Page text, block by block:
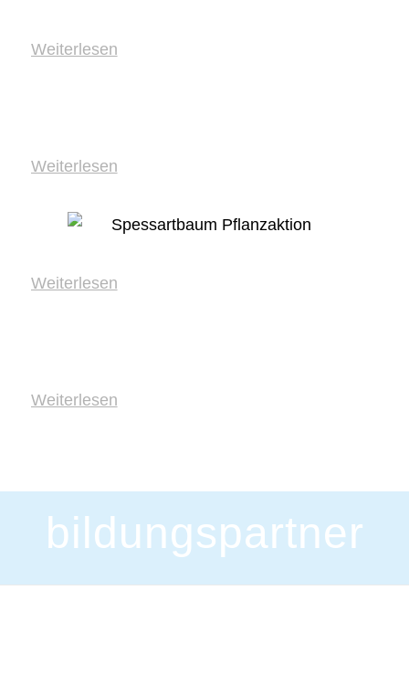
Weiterlesen
Weiterlesen
Weiterlesen
Weiterlesen
bildungspartner